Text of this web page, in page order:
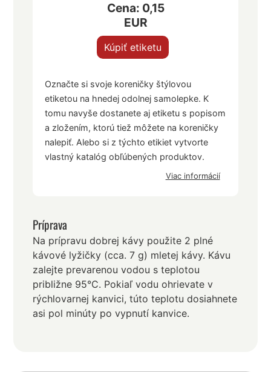
Cena: 0,15
EUR
Kúpiť etiketu
Označte si svoje koreničky štýlovou
etiketou na hnedej odolnej samolepke. K
tomu navyše dostanete aj etiketu s popisom
a zložením, ktorú tiež môžete na koreničky
nalepiť. Alebo si z týchto etikiet vytvorte
vlastný katalóg obľúbených produktov.
Viac informácií
Príprava
Na prípravu dobrej kávy použite 2 plné
kávové lyžičky (cca. 7 g) mletej kávy. Kávu
zalejte prevarenou vodou s teplotou
približne 95°C. Pokiaľ vodu ohrievate v
rýchlovarnej kanvici, túto teplotu dosiahnete
asi pol minúty po vypnutí kanvice.